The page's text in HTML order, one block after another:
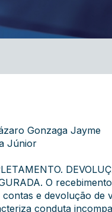
Gonzaga Jayme
Júnior
O
e devolução de
conduta